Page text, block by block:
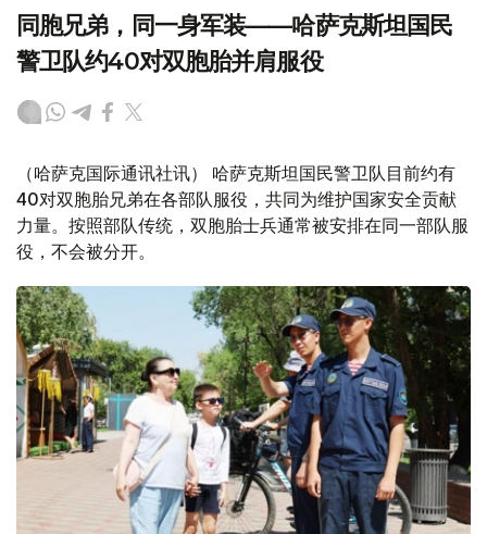
同胞兄弟，同一身军装——哈萨克斯坦国民
警卫队约40对双胞胎并肩服役
（哈萨克国际通讯社讯） 哈萨克斯坦国民警卫队目前约有
40对双胞胎兄弟在各部队服役，共同为维护国家安全贡献
力量。按照部队传统，双胞胎士兵通常被安排在同一部队服
役，不会被分开。